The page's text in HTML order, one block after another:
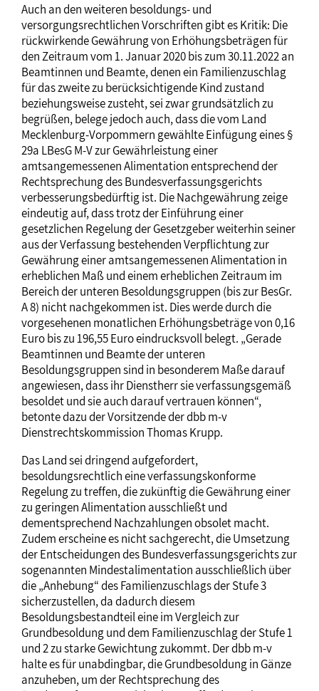
Auch an den weiteren besoldungs- und
versorgungsrechtlichen Vorschriften gibt es Kritik: Die
rückwirkende Gewährung von Erhöhungsbeträgen für
den Zeitraum vom 1. Januar 2020 bis zum 30.11.2022 an
Beamtinnen und Beamte, denen ein Familienzuschlag
für das zweite zu berücksichtigende Kind zustand
beziehungsweise zusteht, sei zwar grundsätzlich zu
begrüßen, belege jedoch auch, dass die vom Land
Mecklenburg-Vorpommern gewählte Einfügung eines §
29a LBesG M-V zur Gewährleistung einer
amtsangemessenen Alimentation entsprechend der
Rechtsprechung des Bundesverfassungsgerichts
verbesserungsbedürftig ist. Die Nachgewährung zeige
eindeutig auf, dass trotz der Einführung einer
gesetzlichen Regelung der Gesetzgeber weiterhin seiner
aus der Verfassung bestehenden Verpflichtung zur
Gewährung einer amtsangemessenen Alimentation in
erheblichen Maß und einem erheblichen Zeitraum im
Bereich der unteren Besoldungsgruppen (bis zur BesGr.
A 8) nicht nachgekommen ist. Dies werde durch die
vorgesehenen monatlichen Erhöhungsbeträge von 0,16
Euro bis zu 196,55 Euro eindrucksvoll belegt. „Gerade
Beamtinnen und Beamte der unteren
Besoldungsgruppen sind in besonderem Maße darauf
angewiesen, dass ihr Dienstherr sie verfassungsgemäß
besoldet und sie auch darauf vertrauen können“,
betonte dazu der Vorsitzende der dbb m-v
Dienstrechtskommission Thomas Krupp.
Das Land sei dringend aufgefordert,
besoldungsrechtlich eine verfassungskonforme
Regelung zu treffen, die zukünftig die Gewährung einer
zu geringen Alimentation ausschließt und
dementsprechend Nachzahlungen obsolet macht.
Zudem erscheine es nicht sachgerecht, die Umsetzung
der Entscheidungen des Bundesverfassungsgerichts zur
sogenannten Mindestalimentation ausschließlich über
die „Anhebung“ des Familienzuschlags der Stufe 3
sicherzustellen, da dadurch diesem
Besoldungsbestandteil eine im Vergleich zur
Grundbesoldung und dem Familienzuschlag der Stufe 1
und 2 zu starke Gewichtung zukommt. Der dbb m-v
halte es für unabdingbar, die Grundbesoldung in Gänze
anzuheben, um der Rechtsprechung des